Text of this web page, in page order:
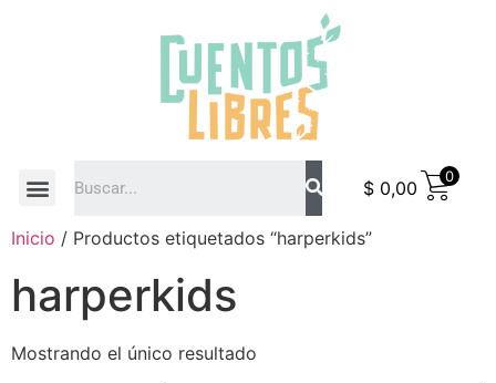
$ 0,00
0
Inicio / Productos etiquetados “harperkids”
harperkids
Mostrando el único resultado